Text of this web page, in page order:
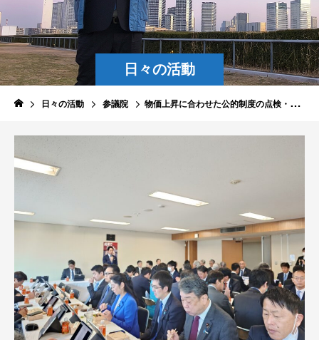
日々の活動
日々の活動 参議院 物価上昇に合わせた公的制度の点検・見直しＰＴ